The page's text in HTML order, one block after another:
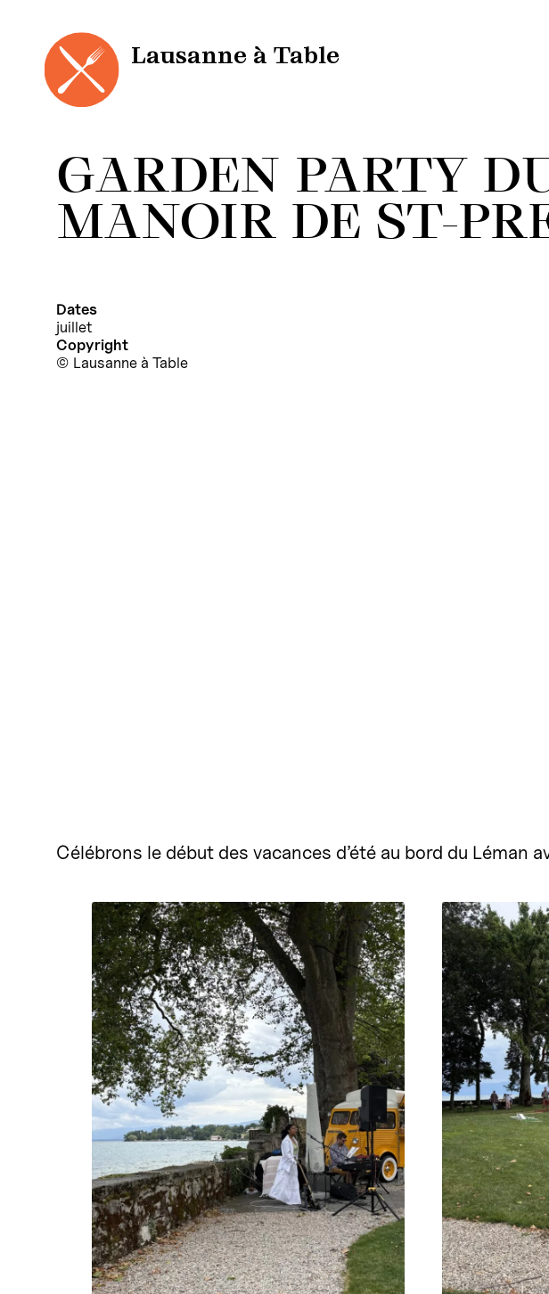
contenu
Lausanne à Table
GARDEN PARTY
MANOIR DE ST-
Dates
juillet
Copyright
Lausanne à Table
Célébrons le début des vacances d’été au bord du Léman